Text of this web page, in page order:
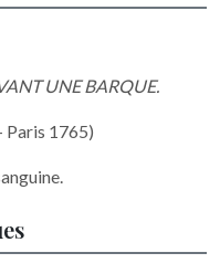
UNE BARQUE.
Paris 1765)